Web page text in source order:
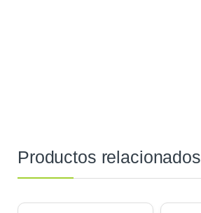
Productos relacionados